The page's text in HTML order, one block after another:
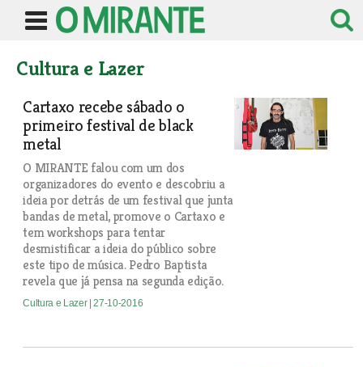
Cultura e Lazer
Cartaxo recebe sábado o
primeiro festival de black
metal
O MIRANTE falou com um dos
organizadores do evento e descobriu a
ideia por detrás de um festival que junta
bandas de metal, promove o Cartaxo e
tem workshops para tentar
desmistificar a ideia do público sobre
este tipo de música. Pedro Baptista
revela que já pensa na segunda edição.
Cultura e Lazer | 27-10-2016